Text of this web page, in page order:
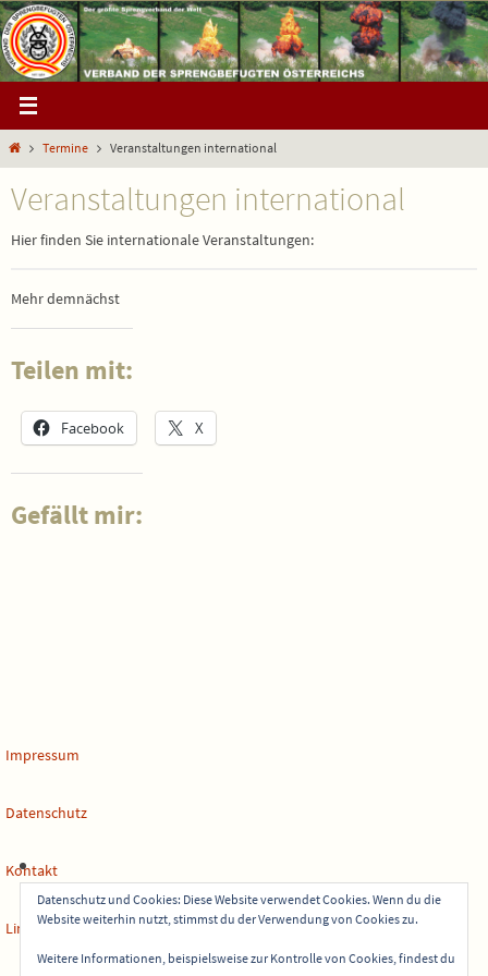
Zum
Inhalt
springen
StartTermine Veranstaltungen international
Veranstaltungen international
Hier finden Sie internationale Veranstaltungen:
Mehr demnächst
Teilen mit:
Facebook X
Gefällt mir:
Impressum
Datenschutz
Kontakt
Links
Datenschutz und Cookies: Diese Website verwendet Cookies. Wenn du die
Website weiterhin nutzt, stimmst du der Verwendung von Cookies zu.
Weitere Informationen, beispielsweise zur Kontrolle von Cookies, findest du